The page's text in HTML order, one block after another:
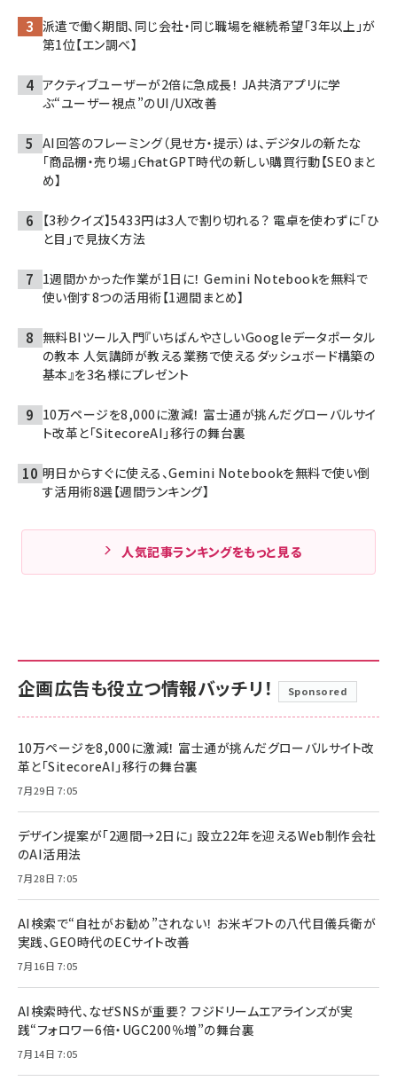
派遣で働く期間、同じ会社・同じ職場を継続希望「3年以上」が
第1位【エン調べ】
アクティブユーザーが2倍に急成長！ JA共済アプリに学
ぶ“ユーザー視点”のUI/UX改善
AI回答のフレーミング（見せ方・提示）は、デジタルの新たな
「商品棚・売り場」――ChatGPT時代の新しい購買行動【SEOまと
め】
【3秒クイズ】5433円は3人で割り切れる？ 電卓を使わずに「ひ
と目」で見抜く方法
1週間かかった作業が1日に！ Gemini Notebookを無料で
使い倒す8つの活用術【1週間まとめ】
無料BIツール入門『いちばんやさしいGoogleデータポータル
の教本 人気講師が教える業務で使えるダッシュボード構築の
基本』を3名様にプレゼント
10万ページを8,000に激減！ 富士通が挑んだグローバルサイ
ト改革と「SitecoreAI」移行の舞台裏
明日からすぐに使える、Gemini Notebookを無料で使い倒
す活用術8選【週間ランキング】
人気記事ランキングをもっと見る
企画広告も役立つ情報バッチリ！ Sponsored
10万ページを8,000に激減！ 富士通が挑んだグローバルサイト改
革と「SitecoreAI」移行の舞台裏
7月29日 7:05
デザイン提案が「2週間→2日に」 設立22年を迎えるWeb制作会社
のAI活用法
7月28日 7:05
AI検索で“自社がお勧め”されない！ お米ギフトの八代目儀兵衛が
実践、GEO時代のECサイト改善
7月16日 7:05
AI検索時代、なぜSNSが重要？ フジドリームエアラインズが実
践“フォロワー6倍・UGC200％増”の舞台裏
7月14日 7:05